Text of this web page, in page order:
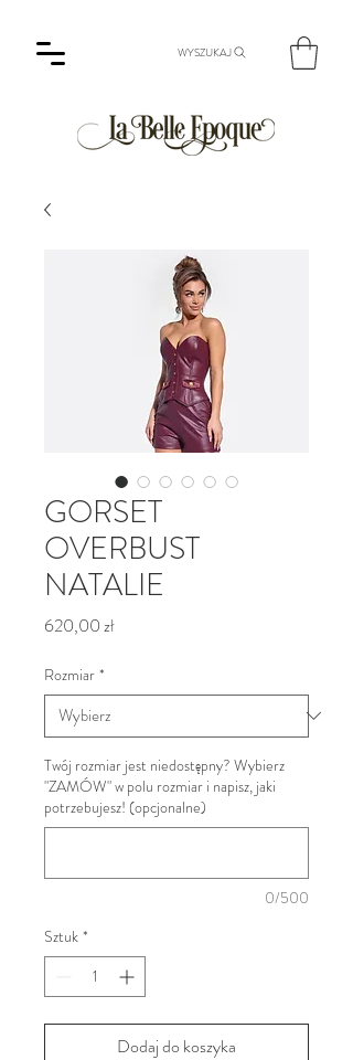
WYSZUKAJ
GORSET
OVERBUST
NATALIE
620,00 złCena
Rozmiar *
Twój rozmiar jest niedostępny? Wybierz
"ZAMÓW" w polu rozmiar i napisz, jaki
potrzebujesz! (opcjonalne)
0/500
Sztuk *
Dodaj do koszyka